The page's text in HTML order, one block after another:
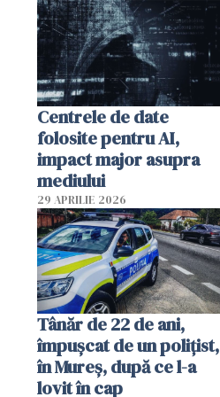
Centrele de date
folosite pentru AI,
impact major asupra
mediului
29 APRILIE 2026
Tânăr de 22 de ani,
împușcat de un polițist,
în Mureș, după ce l-a
lovit în cap